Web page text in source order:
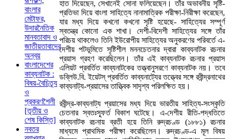
হাত দিয়েছেন, সেখানেই সোনা ফলিয়েছেন। তাঁর অভাবনীয় সৃষ্টি-
প্রতিভা দিয়ে বাংলা সাহিত্যে নানামাত্রিক পরীক্ষা-নিরীক্ষা করেছেন,
যার মধ্য দিয়ে কখনো কখনো সৃষ্টি হয়েছে- সাহিত্যের সম্পূর্ণ
স্বতন্ত্র কোনো এক শাখা। দেশী-বিদেশী সাহিত্যের সঙ্গে তাঁর
পরিচয় থাকলেও তিনি ইউরোপীয় সাহিত্যের অনুকরণের পরিবর্তে এ-
দেশীয় পটভূমিতে সৃষ্টিশীল মননচেতনার দ্বারা কাব্যনাটক রচনার
প্রয়াস গ্রহণ করেছিলেন। তাঁর এই কাব্যনাটক রচনার প্রয়াস
এলিয়ট প্রবর্তিত কাব্যনাটকের তত্ত্বানুসরণে কাব্যনাটক নয়। তবে
ডব্লিউ.বি. ইয়েটস্ প্রবর্তিত কাব্যনাট্যের তত্ত্বের সঙ্গে রবীন্দ্রনাথের
কাব্যনাট্য-প্রয়াসের তাত্ত্বিক সাদৃশ্য পরিলক্ষিত হয়।
রবীন্দ্র-কাব্যনাট্য প্রয়াসের মধ্য দিয়ে ভারতীয় সাহিত্য-সংস্কৃতি
চেতনার স্বতঃস্ফূর্ত বিকাশ ঘটেছে। এ-দেশীয় রীতি-পদ্ধতিতে
কাব্যনাটক রচনায় ব্রতী হয়ে তিনি রুদ্রচণ্ড (১৮৮১) রচনার
মাধ্যমে প্রাথমিক পরীক্ষা করেছিলেন। রুদ্রচণ্ড-এ মূল বিষয়
বাংলার
মেটাফর,
উদারনৈতিক
মানবতাবাদ ও
জাতীয়তাবাদের
অন্বয়
বাংলাদেশের
কাব্যনাটক :
বিষয়-বৈচিত্র্য
ও
প্রকরণশৈলী
[তৃতীয় ও
শেষ কিস্তি]
নবতর